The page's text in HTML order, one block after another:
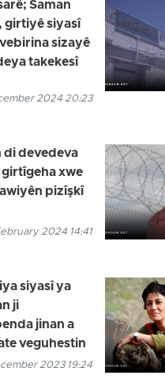
Saman
girtiyê siyasî
sizayê
takekesî
2024 20:23
di devedeva
xwe
pizîşkî
2024 14:41
siyasî ya
ji
jinan a
veguhestin
2023 19:24